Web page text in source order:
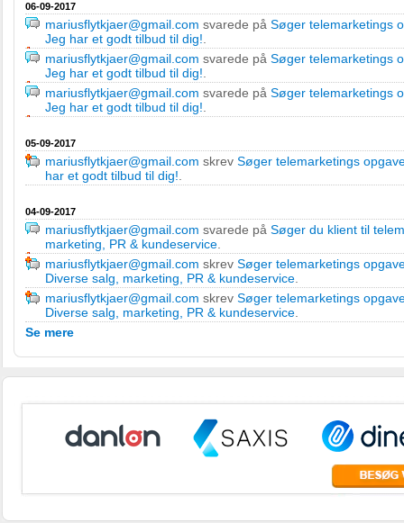
06-09-2017
mariusflytkjaer@gmail.com svarede på Søger telemarketings
Jeg har et godt tilbud til dig!
mariusflytkjaer@gmail.com svarede på Søger telemarketings
Jeg har et godt tilbud til dig!
mariusflytkjaer@gmail.com svarede på Søger telemarketings
Jeg har et godt tilbud til dig!
05-09-2017
mariusflytkjaer@gmail.com skrev Søger telemarketings
har et godt tilbud til dig!
04-09-2017
mariusflytkjaer@gmail.com svarede på Søger du klient til
marketing, PR & kundeservice
mariusflytkjaer@gmail.com skrev Søger telemarketings
Diverse salg, marketing, PR & kundeservice
mariusflytkjaer@gmail.com skrev Søger telemarketings
Diverse salg, marketing, PR & kundeservice
Se mere